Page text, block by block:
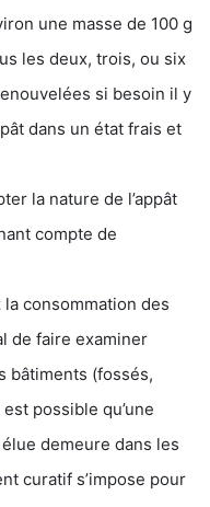
une masse de 100 g
les deux, trois, ou six
si besoin il y
dans un état frais et
la nature de l’appât
compte de
consommation des
de faire examiner
bâtiments (fossés,
possible qu’une
demeure dans les
curatif s’impose pour